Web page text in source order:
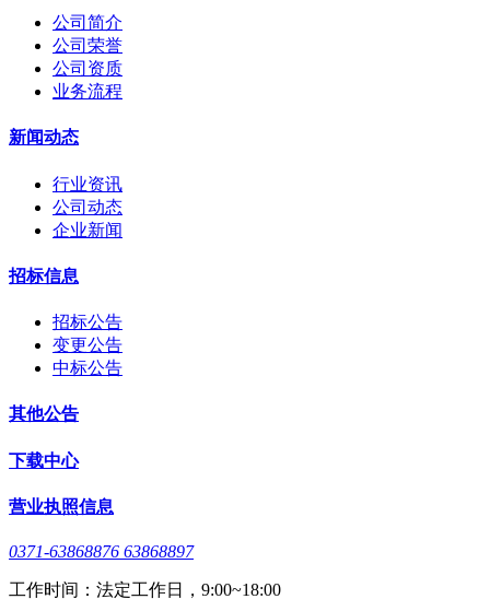
公司简介
公司荣誉
公司资质
业务流程
新闻动态
行业资讯
公司动态
企业新闻
招标信息
招标公告
变更公告
中标公告
其他公告
下载中心
营业执照信息
0371-63868876 63868897
工作时间：法定工作日，9:00~18:00